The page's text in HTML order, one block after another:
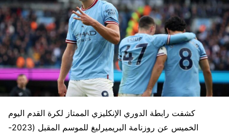
كشفت رابطة الدوري الإنكليزي الممتاز لكرة القدم اليوم
الخميس عن روزنامة البريميرليغ للموسم المقبل (2023-